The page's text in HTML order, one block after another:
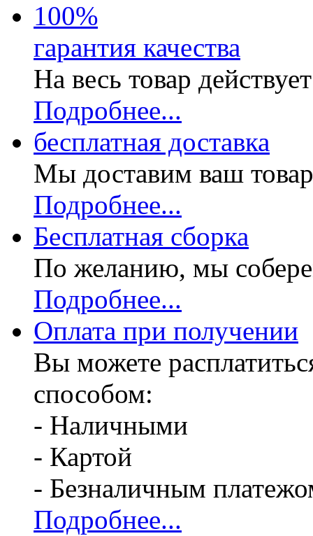
100%
гарантия качества
На весь товар
Подробнее...
бесплатная доставка
Мы доставим ваш
Подробнее...
Бесплатная сборка
По желанию, мы
Подробнее...
Оплата при получении
Вы можете
способом:
- Наличными
- Картой
- Безналичным
Подробнее...